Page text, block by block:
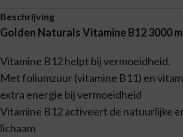
Beschrijving
Golden Naturals Vitamine B12 3000
Vitamine B12 helpt bij vermoeidheid.
Met foliumzuur (vitamine B11) en
extra energie bij vermoeidheid
Vitamine B12 activeert de natuurlijke
lichaam